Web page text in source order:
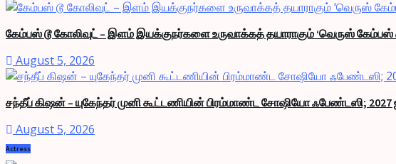
கேம்பஸ் டூ கோலிவுட் – இளம் இயக்குநர்களை உருவாக்கத் தயாராகும் ‘வெருஸ்
August 5, 2026
சந்தீப் கிஷன் – யுகேந்தர் முனி கூட்டணியின் பிரம்மாண்ட சோஷியோ ஃபேண்டஸி; 2027
August 5, 2026
Actress